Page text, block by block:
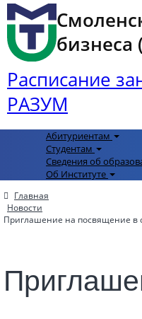
Расписание
РАЗУМ
Абитуриентам
Студентам
Сведения об
Об Институте
Главная
Новости
Приглашение на посвящение в